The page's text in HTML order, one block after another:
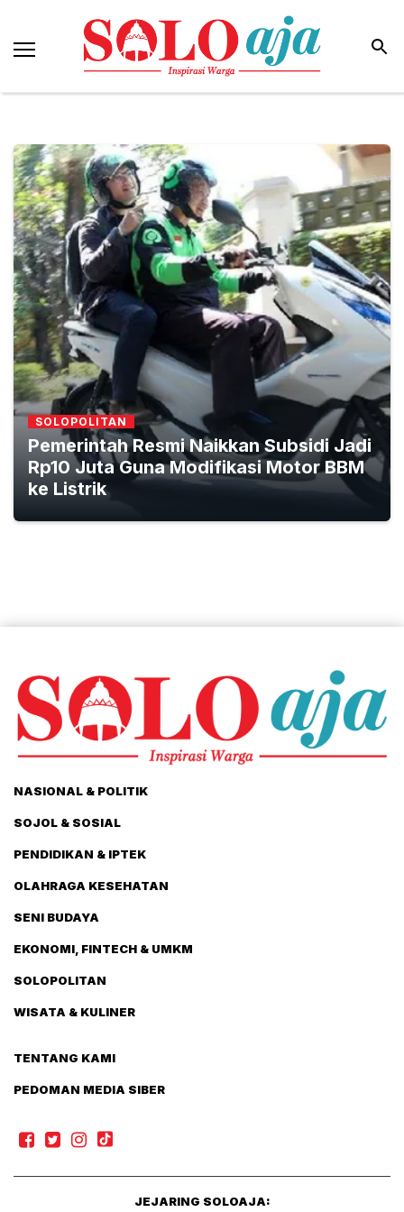
SOLOPOLITAN
Pemerintah Resmi Naikkan Subsidi Jadi
Rp10 Juta Guna Modifikasi Motor BBM
ke Listrik
NASIONAL & POLITIK
SOJOL & SOSIAL
PENDIDIKAN & IPTEK
OLAHRAGA KESEHATAN
SENI BUDAYA
EKONOMI, FINTECH & UMKM
SOLOPOLITAN
WISATA & KULINER
TENTANG KAMI
PEDOMAN MEDIA SIBER
JEJARING SOLOAJA: